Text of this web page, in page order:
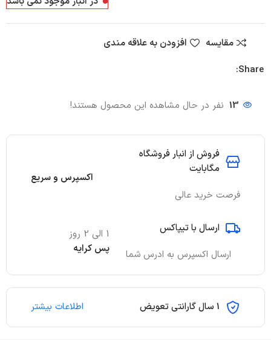
مقایسه
افزودن به علاقه مندی
Share:
13 نفر در حال مشاهده این محصول هستند!
فروش از انبار فروشگاه
مگابایت
فرصت خرید عالی
اکسپرس و سریع
ارسال با تیپاکس
ارسال اکسپرس به ادرس شما
1 الی 2 روز
پس کرایه
1 سال گارانتی تعویض اطلاعات بیشتر